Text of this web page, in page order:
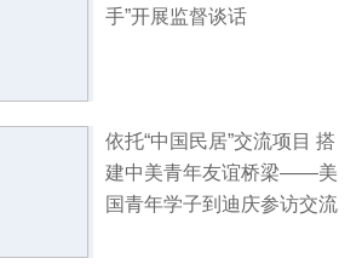
手”开展监督谈话
依托“中国民居”交流项目 搭
建中美青年友谊桥梁——美
国青年学子到迪庆参访交流